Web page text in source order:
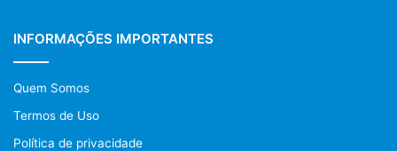
INFORMAÇÕES IMPORTANTES
Quem Somos
Termos de Uso
Política de privacidade